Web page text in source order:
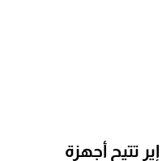
تتيح أجهزة